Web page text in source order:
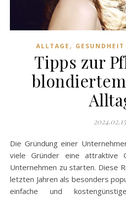
ALLTAGE ,
Tipps zur
Die Gründung einer Unternehmergesellschaft (UG) ist für
viele Gründer eine attraktive
Unternehmen zu starten. Diese
letzten Jahren als besonders
einfache und